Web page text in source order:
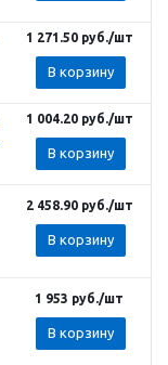
1 271.50руб./шт
В корзину
1 004.20руб./шт
В корзину
2 458.90руб./шт
В корзину
1 953 руб./шт
В корзину